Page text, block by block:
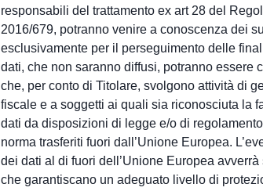
responsabili del trattamento ex art 28 del
2016/679, potranno venire a conoscenza dei
esclusivamente per il perseguimento delle
dati, che non saranno diffusi, potranno essere
che, per conto di Titolare, svolgono attività di
fiscale e a soggetti ai quali sia riconosciuta la
dati da disposizioni di legge e/o di
norma trasferiti fuori dall’Unione Europea.
dei dati al di fuori dell’Unione Europea
che garantiscano un adeguato livello di